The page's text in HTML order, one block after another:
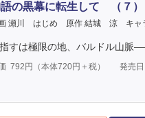
の黒幕に転生して （７）
瀬川 はじめ 原作 結城 涼 キャ
すは極限の地、バルドル山脈
792 円（本体720円＋税） 発売